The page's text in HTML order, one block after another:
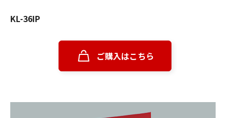
KL-36IP
ご購入はこちら